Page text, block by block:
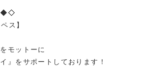
ス】
モットーに
』をサポートしております！